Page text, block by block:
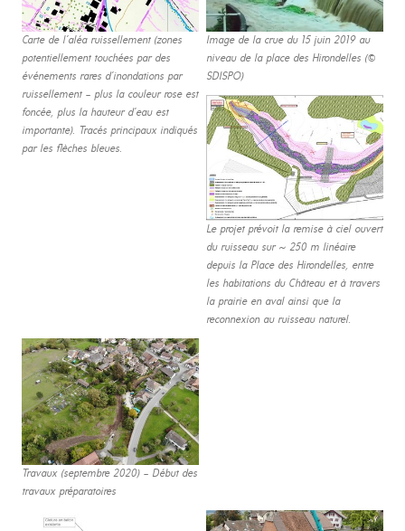
Carte de l’aléa ruissellement (zones
potentiellement touchées par des
événements rares d’inondations par
ruissellement – plus la couleur rose est
foncée, plus la hauteur d’eau est
importante). Tracés principaux indiqués
par les flèches bleues.
Image de la crue du 15 juin 2019 au
niveau de la place des Hirondelles (©
SDISPO)
Le projet prévoit la remise à ciel ouvert
du ruisseau sur ~ 250 m linéaire
depuis la Place des Hirondelles, entre
les habitations du Château et à travers
la prairie en aval ainsi que la
reconnexion au ruisseau naturel.
Travaux (septembre 2020) – Début des
travaux préparatoires